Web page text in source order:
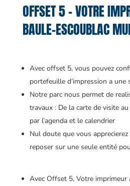
OFFSET 5 – VOTRE
BAULE-ESCOUBLAC
Avec offset 5, vous pouvez
portefeuille d’impression a une
Notre parc nous permet de
travaux : De la carte de visite
par l’agenda et le calendrier
Nul doute que vous
reposer sur une seule entité
Avec Offset 5, Votre imprimeur